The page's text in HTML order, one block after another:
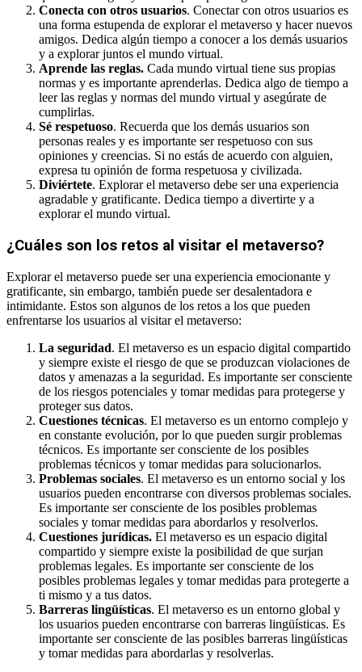
Conecta con otros usuarios. Conectar con otros usuarios es
una forma estupenda de explorar el metaverso y hacer nuevos
amigos. Dedica algún tiempo a conocer a los demás usuarios
y a explorar juntos el mundo virtual.
Aprende las reglas. Cada mundo virtual tiene sus propias
normas y es importante aprenderlas. Dedica algo de tiempo a
leer las reglas y normas del mundo virtual y asegúrate de
cumplirlas.
Sé respetuoso. Recuerda que los demás usuarios son
personas reales y es importante ser respetuoso con sus
opiniones y creencias. Si no estás de acuerdo con alguien,
expresa tu opinión de forma respetuosa y civilizada.
Diviértete. Explorar el metaverso debe ser una experiencia
agradable y gratificante. Dedica tiempo a divertirte y a
explorar el mundo virtual.
¿Cuáles son los retos al visitar el metaverso?
Explorar el metaverso puede ser una experiencia emocionante y
gratificante, sin embargo, también puede ser desalentadora e
intimidante. Estos son algunos de los retos a los que pueden
enfrentarse los usuarios al visitar el metaverso:
La seguridad. El metaverso es un espacio digital compartido
y siempre existe el riesgo de que se produzcan violaciones de
datos y amenazas a la seguridad. Es importante ser consciente
de los riesgos potenciales y tomar medidas para protegerse y
proteger sus datos.
Cuestiones técnicas. El metaverso es un entorno complejo y
en constante evolución, por lo que pueden surgir problemas
técnicos. Es importante ser consciente de los posibles
problemas técnicos y tomar medidas para solucionarlos.
Problemas sociales. El metaverso es un entorno social y los
usuarios pueden encontrarse con diversos problemas sociales.
Es importante ser consciente de los posibles problemas
sociales y tomar medidas para abordarlos y resolverlos.
Cuestiones jurídicas. El metaverso es un espacio digital
compartido y siempre existe la posibilidad de que surjan
problemas legales. Es importante ser consciente de los
posibles problemas legales y tomar medidas para protegerte a
ti mismo y a tus datos.
Barreras lingüísticas. El metaverso es un entorno global y
los usuarios pueden encontrarse con barreras lingüísticas. Es
importante ser consciente de las posibles barreras lingüísticas
y tomar medidas para abordarlas y resolverlas.